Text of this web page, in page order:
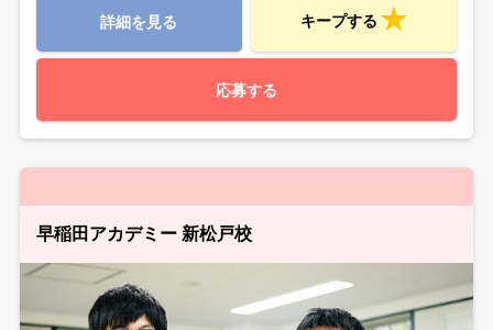
詳細を見る キープする
応募する
早稲田アカデミー 新松戸校